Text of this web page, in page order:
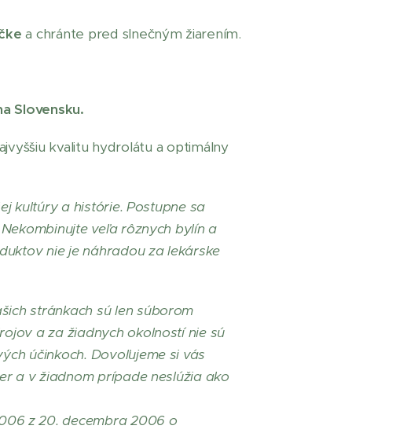
a chránte pred slnečným žiarením.
Slovensku.
kvalitu hydrolátu a optimálny
kultúry a histórie. Postupne sa
veľa rôznych bylín a
nie je náhradou za lekárske
stránkach sú len súborom
a za žiadnych okolností nie sú
účinkoch. Dovoľujeme si vás
a v žiadnom prípade neslúžia ako
z 20. decembra 2006 o